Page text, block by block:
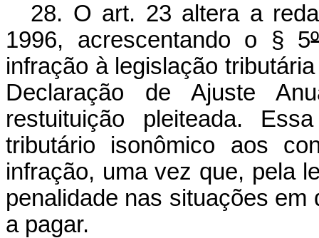
28. O art. 23 altera a
1996, acrescentando o § 5º
infração à legislação
Declaração de Ajuste
restuituição pleiteada.
tributário isonômico aos
infração, uma vez que, pela
penalidade nas situações
a pagar.